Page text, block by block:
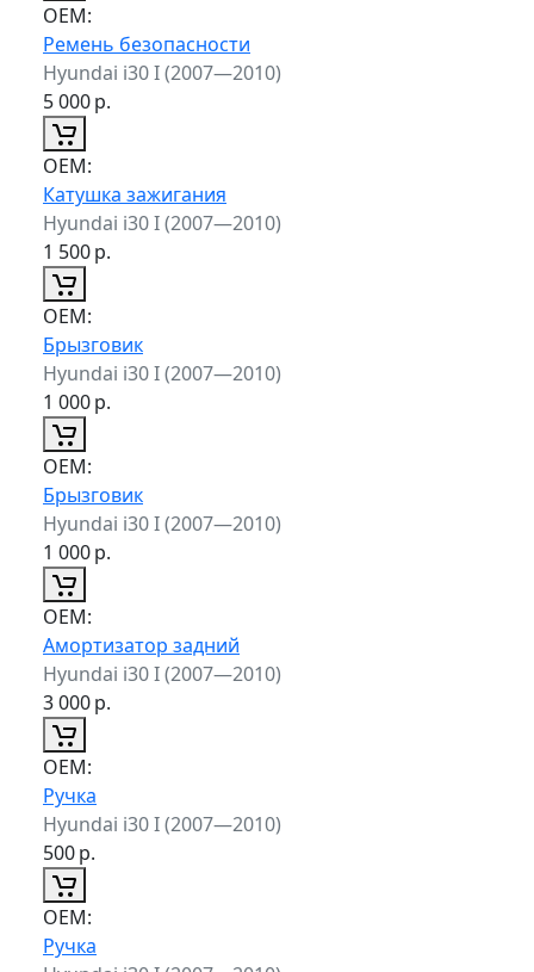
ОЕМ:
Ремень безопасности
Hyundai i30 I (2007—2010)
5 000р.
ОЕМ:
Катушка зажигания
Hyundai i30 I (2007—2010)
1 500р.
ОЕМ:
Брызговик
Hyundai i30 I (2007—2010)
1 000р.
ОЕМ:
Брызговик
Hyundai i30 I (2007—2010)
1 000р.
ОЕМ:
Амортизатор задний
Hyundai i30 I (2007—2010)
3 000р.
ОЕМ:
Ручка
Hyundai i30 I (2007—2010)
500р.
ОЕМ:
Ручка